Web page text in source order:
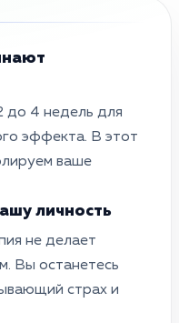
до 4 недель для
эффекта. В этот
ваше
личность
не делает
Вы останетесь
страх и